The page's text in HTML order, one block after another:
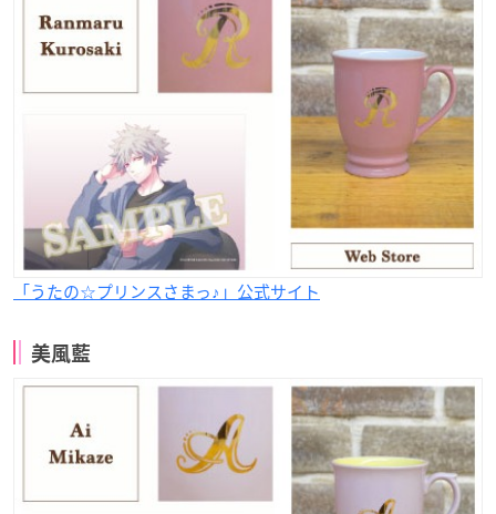
「うたの☆プリンスさまっ♪」公式サイト
美風藍